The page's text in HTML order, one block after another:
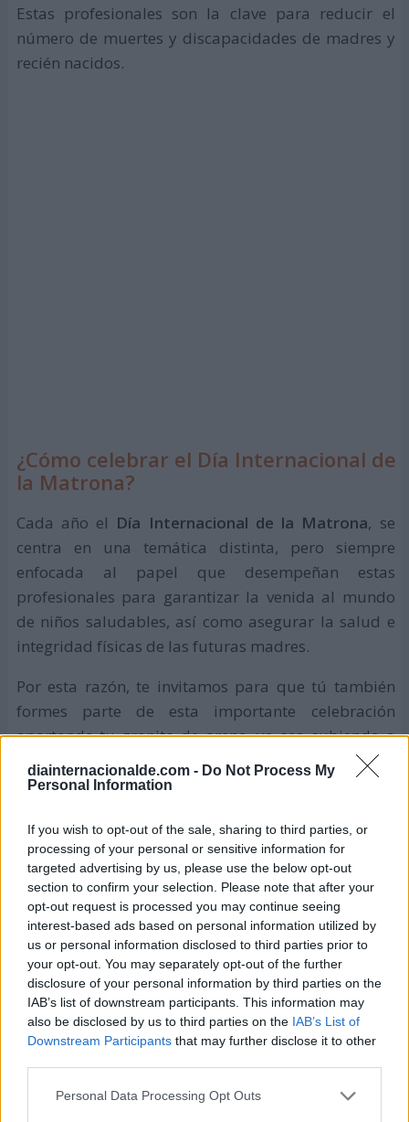
diainternacionalde.com - Do Not Process My
Personal Information
If you wish to opt-out of the sale, sharing to third parties, or
processing of your personal or sensitive information for
targeted advertising by us, please use the below opt-out
section to confirm your selection. Please note that after your
opt-out request is processed you may continue seeing
interest-based ads based on personal information utilized by
us or personal information disclosed to third parties prior to
your opt-out. You may separately opt-out of the further
disclosure of your personal information by third parties on the
IAB’s list of downstream participants. This information may
also be disclosed by us to third parties on the IAB’s List of
Downstream Participants that may further disclose it to other
Personal Data Processing Opt Outs
Estas profesionales son la clave para reducir el
número de muertes y discapacidades de madres y
recién nacidos.
¿Cómo celebrar el Día Internacional de
la Matrona?
Cada año el Día Internacional de la Matrona, se
centra en una temática distinta, pero siempre
enfocada al papel que desempeñan estas
profesionales para garantizar la venida al mundo
de niños saludables, así como asegurar la salud e
integridad físicas de las futuras madres.
Por esta razón, te invitamos para que tú también
formes parte de esta importante celebración
aportando tu granito de arena, ya sea subiendo a
las distintas redes sociales algún material
informativo como un artículo, una imagen o video
agregar las etiquetas
#DiaInternacionaldelaMatrona,#IDM2022.
Histórico Día Internacional de la
Matrona
Tema 2024
El tema para 2024 fue: "Matronas: una solución
climática vital".
catástrofes climáticas y contribuyen a construir